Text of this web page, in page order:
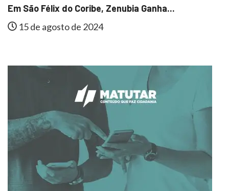
Em São Félix do Coribe, Zenubia Ganha...
15 de agosto de 2024